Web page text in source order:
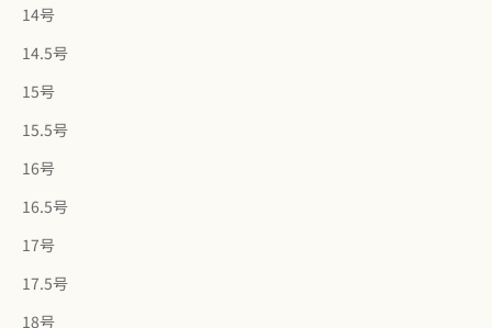
14号
14.5号
15号
15.5号
16号
16.5号
17号
17.5号
18号